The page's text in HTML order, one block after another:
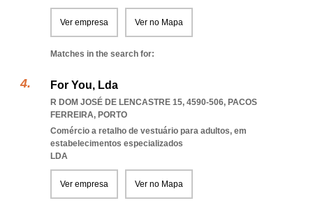
Ver empresa Ver no Mapa
Matches in the search for:
For You, Lda
R DOM JOSÉ DE LENCASTRE 15, 4590-506, PACOS
FERREIRA, PORTO
Comércio a retalho de vestuário para adultos, em
estabelecimentos especializados
LDA
Ver empresa Ver no Mapa